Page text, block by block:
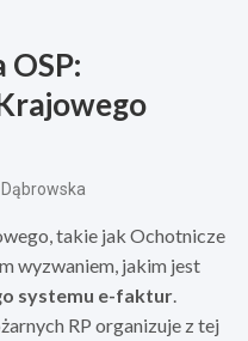
takie jak Ochotnicze
wyzwaniem, jakim jest
systemu e-faktur
RP organizuje z tej